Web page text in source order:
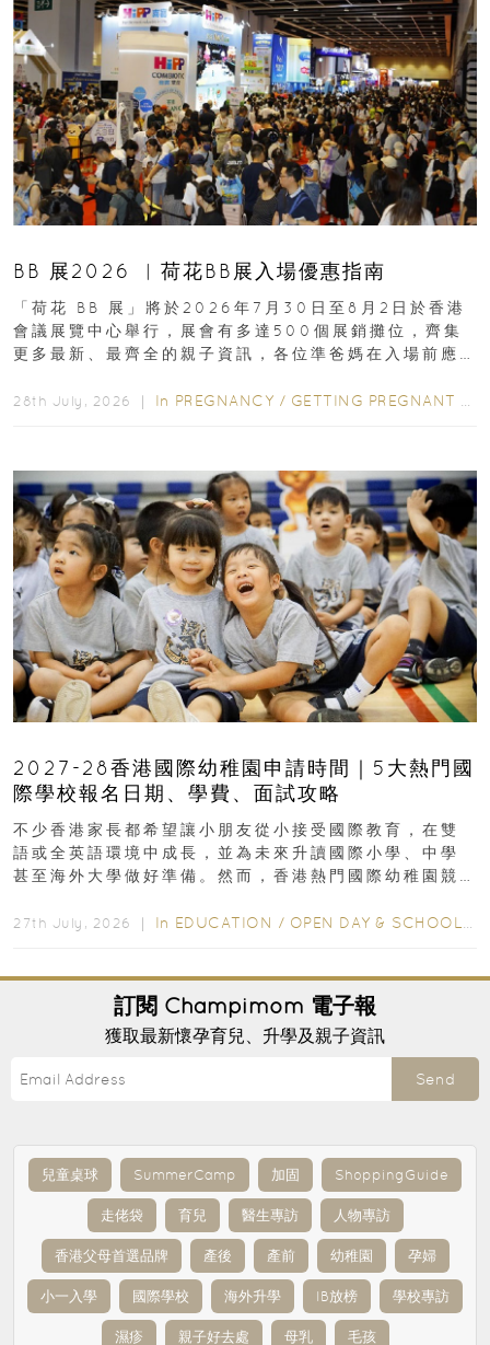
BB 展2026 ︳荷花BB展入場優惠指南
「荷花 BB 展」將於2026年7月30日至8月2日於香港
會議展覽中心舉行，展會有多達500個展銷攤位，齊集
更多最新、最齊全的親子資訊，各位準爸媽在入場前應
28th July, 2026 ｜ In PREGNANCY / GETTING PREGNANT
2027-28香港國際幼稚園申請時間｜5大熱門國
際學校報名日期、學費、面試攻略
不少香港家長都希望讓小朋友從小接受國際教育，在雙
語或全英語環境中成長，並為未來升讀國際小學、中學
甚至海外大學做好準備。然而，香港熱門國際幼稚園競
27th July, 2026 ｜ In EDUCATION / OPEN DAY & SCHOOL EVENTS
訂閱 Champimom 電子報
獲取最新懷孕育兒、升學及親子資訊
Send
兒童桌球 SummerCamp 加固 ShoppingGuide
走佬袋 育兒 醫生專訪 人物專訪
香港父母首選品牌 產後 產前 幼稚園 孕婦
小一入學 國際學校 海外升學 IB放榜 學校專訪
濕疹 親子好去處 母乳 毛孩